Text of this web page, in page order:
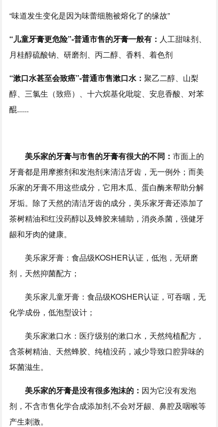
“味道发生变化是因为味蕾细胞被熔化了的缘故”
“儿童牙膏更危险”-普通市售的牙膏一般有： 人工甜味剂、
月桂醇硫酸钠、研磨剂、丙二醇、香料、着色剂
“漱口水甚至会致癌”-普通市售漱口水：聚乙二醇、山梨
醇、三氯生（致癌）、十六烷基化吡啶、安息香酸、对苯
醌......
美乐家的牙膏与市售的牙膏有很大的不同：市面上的
牙膏都是用摩擦剂和发泡剂来清洁牙齿，无一例外；而美
乐家的牙膏不用这些成分，它用木瓜、蛋白酶来帮助分解
牙垢。除了天然的清洁牙齿的成分，美乐家牙膏还添加了
茶树精油和红没药醇以及蜂胶来辅助，消炎杀菌，强健牙
龈和牙肉的健康。
美乐家牙膏：食品级KOSHER认证，低泡，无研磨
剂，天然抑菌配方；
美乐家儿童牙膏：食品级KOSHER认证，可吞咽，无
化学成份，低泡型设计；
美乐家漱口水：医疗级别的漱口水，天然纯植配方，
含茶树精油、天然蜂胶、纯植没药，减少导致口腔异味的
坏菌滋生。
美乐家的牙膏是没有很多泡沫的： 因为它没有发泡
剂，不含市售化学合成添加剂,不会对牙龈、鼻腔及咽喉等
产生刺激。